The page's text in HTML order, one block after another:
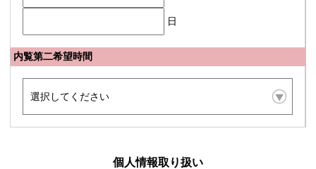
日
内覧第二希望時間
個人情報取り扱い